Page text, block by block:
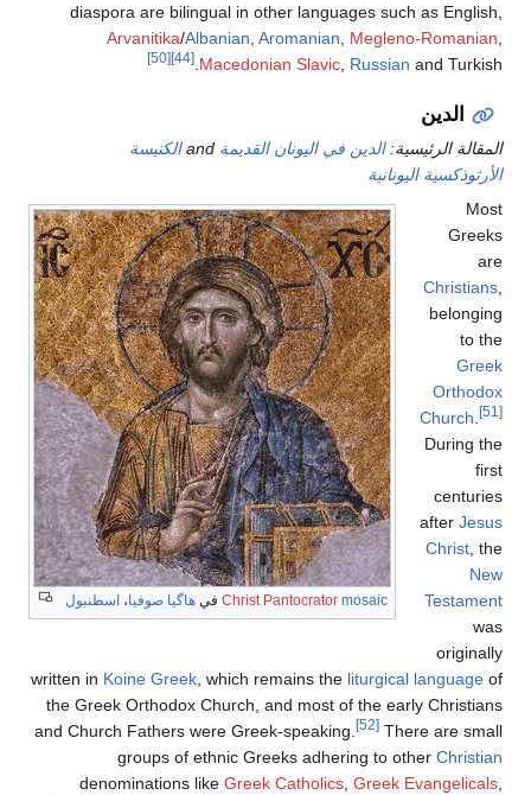
diaspora are bilingual in other languages such as English,
Arvanitika/Albanian Aromanian Megleno-Romanian
Macedonian Slavic Russian and Turkish.
[44]
[50]
الدين
المقالة الرئيسية:الدين في اليونان القديمة
الكنيسة
الأرثوذكسية اليونانية
Christ Pantocrator mosaic في هاگيا صوفيا، اسطنبول
Most
Greeks
are
Christians,
belonging
to the
Greek
Orthodox
Church. [51]
During the
first
centuries
after Jesus
Christ, the
New
Testament
was
originally
written in Koine Greek, which remains the liturgical language of
the Greek Orthodox Church, and most of the early Christians
and Church Fathers were Greek-speaking.
[52] There are small
groups of ethnic Greeks adhering to other Christian
denominations like Greek Catholics, Greek Evangelicals,